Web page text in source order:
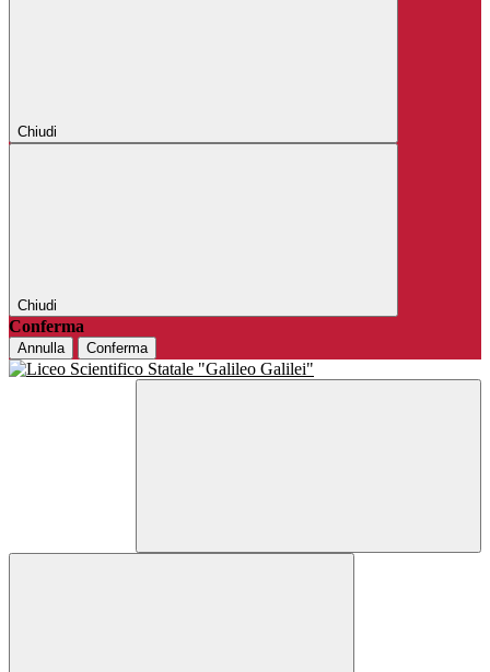
Chiudi
Chiudi
Conferma
Annulla Conferma